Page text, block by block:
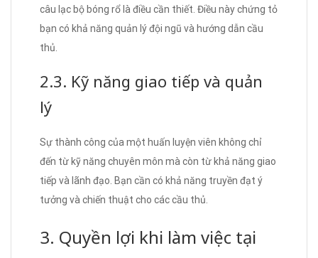
câu lạc bộ bóng rổ là điều cần thiết. Điều này chứng tỏ
bạn có khả năng quản lý đội ngũ và hướng dẫn cầu
thủ.
2.3. Kỹ năng giao tiếp và quản
lý
Sự thành công của một huấn luyện viên không chỉ
đến từ kỹ năng chuyên môn mà còn từ khả năng giao
tiếp và lãnh đạo. Bạn cần có khả năng truyền đạt ý
tưởng và chiến thuật cho các cầu thủ.
3. Quyền lợi khi làm việc tại